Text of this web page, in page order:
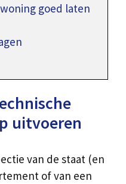
goed laten
uitvoeren
van de staat (en
of van een